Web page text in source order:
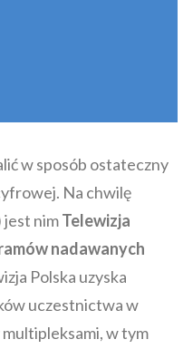
w sposób ostateczny
Na chwilę
jest nimTelewizja
nadawanych
Polska uzyska
uczestnictwa w
w tym